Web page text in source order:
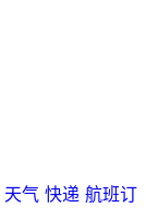
天气 快递 航班订